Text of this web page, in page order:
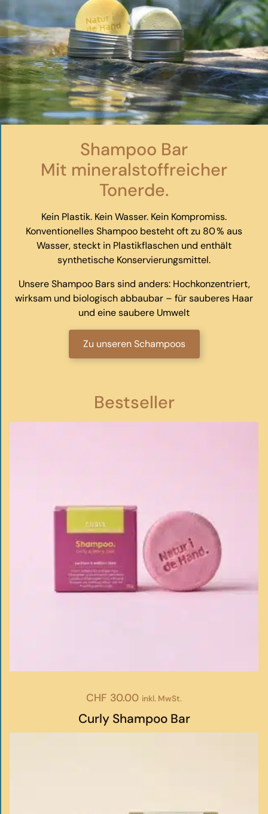
Shampoo Bar
Mit mineralstoffreicher
Tonerde.
Kein Plastik. Kein Wasser. Kein Kompromiss.
Konventionelles Shampoo besteht oft zu 80 % aus
Wasser, steckt in Plastikflaschen und enthält
synthetische Konservierungsmittel.
Unsere Shampoo Bars sind anders: Hochkonzentriert,
wirksam und biologisch abbaubar – für sauberes Haar
und eine saubere Umwelt
Zu unseren Schampoos
Bestseller
CHF 30.00 inkl. MwSt.
Curly Shampoo Bar